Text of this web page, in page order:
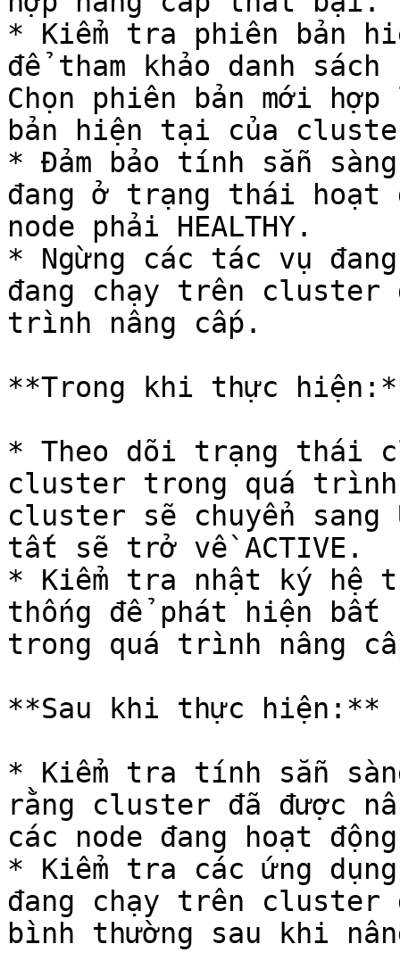
* Kiểm tra phiên bản
để tham khảo danh
Chọn phiên bản mới
bản hiện tại của
* Đảm bảo tính sẵn
đang ở trạng thái hoạt
node phải HEALTHY.
* Ngừng các tác vụ
đang chạy trên cluster
trình nâng cấp.
**Trong khi thực
* Theo dõi trạng thái
cluster trong quá
cluster sẽ chuyển sang
tất sẽ trở về ACTIVE.
* Kiểm tra nhật ký hệ
thống để phát hiện bất
trong quá trình nâng
**Sau khi thực hiện:**
* Kiểm tra tính sẵn
rằng cluster đã được
các node đang hoạt
* Kiểm tra các ứng
đang chạy trên cluster
bình thường sau khi